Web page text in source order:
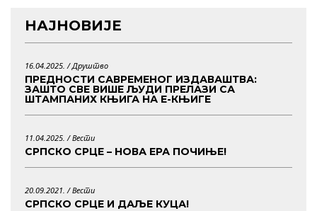
НАЈНОВИЈЕ
16.04.2025. /Друштво
ПРЕДНОСТИ САВРЕМЕНОГ ИЗДАВАШТВА:
ЗАШТО СВЕ ВИШЕ ЉУДИ ПРЕЛАЗИ СА
ШТАМПАНИХ КЊИГА НА Е-КЊИГЕ
11.04.2025. /Вести
СРПСКО СРЦЕ – НОВА ЕРА ПОЧИЊЕ!
20.09.2021. /Вести
СРПСКО СРЦЕ И ДАЉЕ КУЦА!